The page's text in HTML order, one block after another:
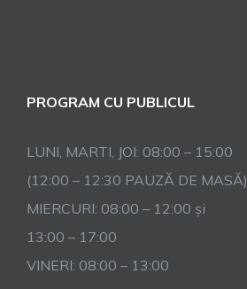
PROGRAM CU PUBLICUL
LUNI, MARTI, JOI: 08:00 – 15:00
(12:00 – 12:30 PAUZĂ DE MASĂ)
MIERCURI: 08:00 – 12:00 și
13:00 – 17:00
VINERI: 08:00 – 13:00